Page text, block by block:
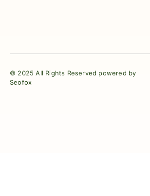
© 2025 All Rights Reserved powered by
Seofox